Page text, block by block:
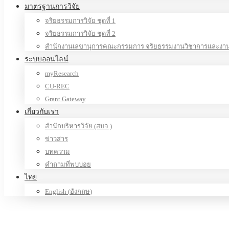
มาตรฐานการวิจัย
จริยธรรมการวิจัย ชุดที่ 1
จริยธรรมการวิจัย ชุดที่ 2
สำนักงานเลขานุการคณะกรรมการ จริยธรรมงานวิชาการและงา
ระบบออนไลน์
myResearch
CU-REC
Grant Gateway
เกี่ยวกับเรา
สำนักบริหารวิจัย (สบจ.)
ข่าวสาร
บทความ
คำถามที่พบบ่อย
ไทย
English (อังกฤษ)